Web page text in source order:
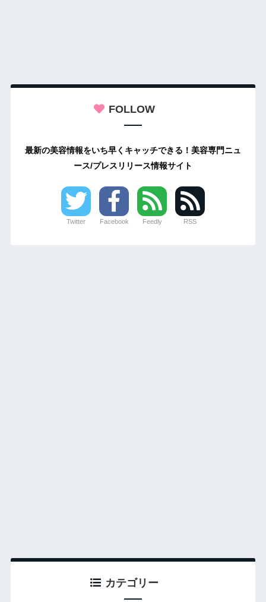
FOLLOW
最新の美容情報をいち早くキャッチできる！美容専門ニュ
ース/プレスリリース情報サイト
Twitter Facebook Feedly RSS
カテゴリー